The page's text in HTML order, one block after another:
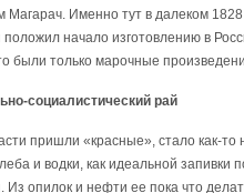
Магарач. Именно тут в далеком
положил начало изготовлению в
были только марочные
социалистический рай
пришли «красные», стало как-
и водки, как идеальной запивки
Из опилок и нефти ее пока что